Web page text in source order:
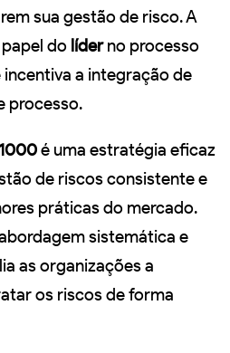
sua gestão de risco. A
do líderno processo
a integração de
processo.
é uma estratégia eficaz
de riscos consistente e
práticas do mercado.
sistemática e
as organizações a
os riscos de forma